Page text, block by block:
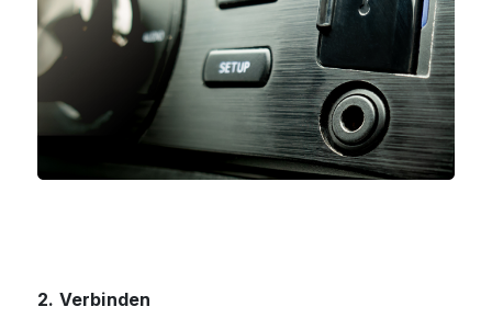
2. Verbinden